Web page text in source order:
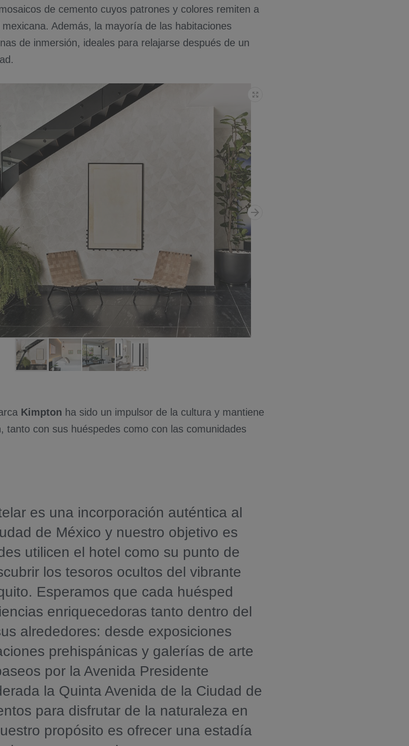
de cemento cuyos patrones y colores remiten a
mexicana. Además, la mayoría de las habitaciones
de inmersión, ideales para relajarse después de un
Kimpton ha sido un impulsor de la cultura y mantiene
tanto con sus huéspedes como con las comunidades
es una incorporación auténtica al
de México y nuestro objetivo es
utilicen el hotel como su punto de
los tesoros ocultos del vibrante
Esperamos que cada huésped
enriquecedoras tanto dentro del
alrededores: desde exposiciones
prehispánicas y galerías de arte
por la Avenida Presidente
la Quinta Avenida de la Ciudad de
para disfrutar de la naturaleza en
propósito es ofrecer una estadía